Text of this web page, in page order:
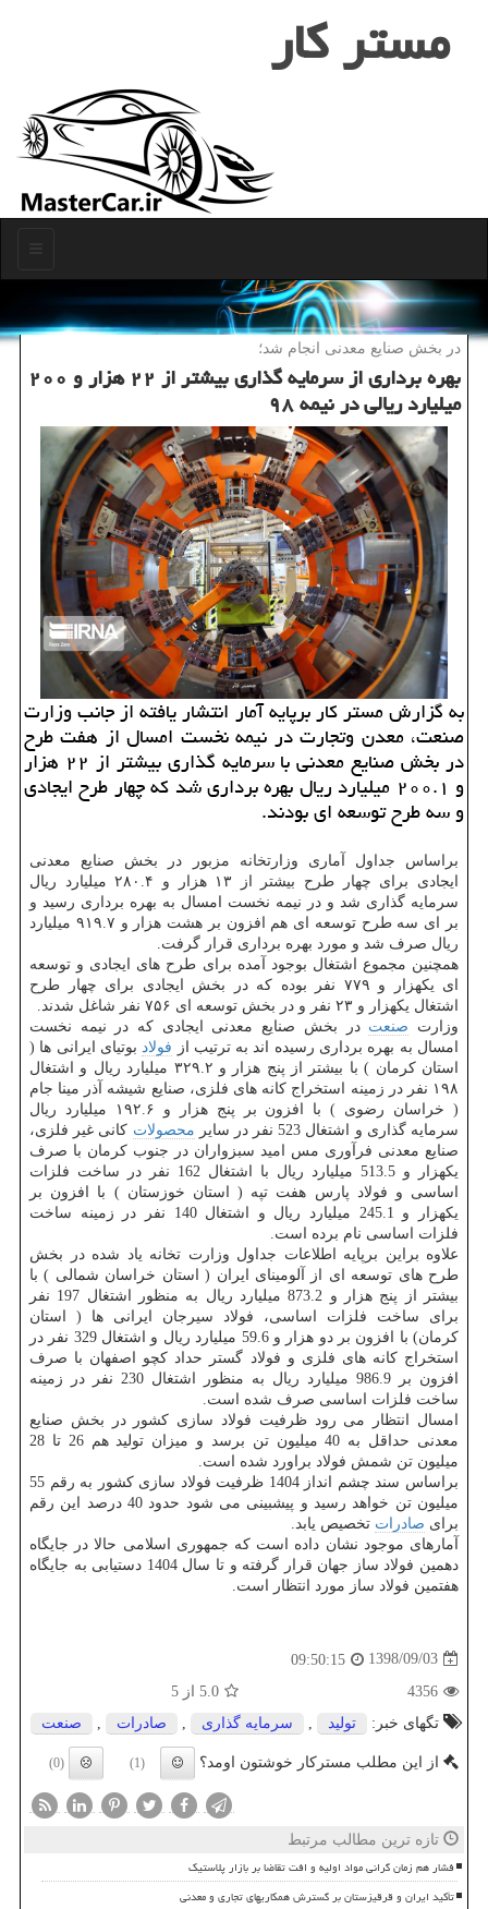
مستر كار
در بخش صنایع معدنی انجام شد؛
بهره برداری از سرمایه گذاری بیشتر از ۲۲ هزار و ۲۰۰
میلیارد ریالی در نیمه ۹۸
به گزارش مستر كار برپایه آمار انتشار یافته از جانب وزارت
صنعت، معدن وتجارت در نیمه نخست امسال از هفت طرح
در بخش صنایع معدنی با سرمایه گذاری بیشتر از ۲۲ هزار
و ۲۰۰.۱ میلیارد ریال بهره برداری شد كه چهار طرح ایجادی
و سه طرح توسعه ای بودند.
براساس جداول آماری وزارتخانه مزبور در بخش صنایع معدنی
ایجادی برای چهار طرح بیشتر از ۱۳ هزار و ۲۸۰.۴ میلیارد ریال
سرمایه گذاری شد و در نیمه نخست امسال به بهره برداری رسید و
بر ای سه طرح توسعه ای هم افزون بر هشت هزار و ۹۱۹.۷ میلیارد
ریال صرف شد و مورد بهره برداری قرار گرفت.
همچنین مجموع اشتغال بوجود آمده برای طرح های ایجادی و توسعه
ای یكهزار و ۷۷۹ نفر بوده كه در بخش ایجادی برای چهار طرح
اشتغال یكهزار و ۲۳ نفر و در بخش توسعه ای ۷۵۶ نفر شاغل شدند.
وزارت صنعت در بخش صنایع معدنی ایجادی كه در نیمه نخست
امسال به بهره برداری رسیده اند به ترتیب از فولاد بوتیای ایرانی ها (
استان كرمان ) با بیشتر از پنج هزار و ۳۲۹.۲ میلیارد ریال و اشتغال
۱۹۸ نفر در زمینه استخراج كانه های فلزی، صنایع شیشه آذر مینا جام
( خراسان رضوی ) با افزون بر پنج هزار و ۱۹۲.۶ میلیارد ریال
سرمایه گذاری و اشتغال 523 نفر در سایر
محصولات كانی غیر فلزی،
صنایع معدنی فرآوری مس امید سبزواران در جنوب كرمان با صرف
یكهزار و 513.5 میلیارد ریال با اشتغال 162 نفر در ساخت فلزات
اساسی و فولاد پارس هفت تپه ( استان خوزستان ) با افزون بر
یكهزار و 245.1 میلیارد ریال و اشتغال 140 نفر در زمینه ساخت
فلزات اساسی نام برده است.
علاوه براین برپایه اطلاعات جداول وزارت تخانه یاد شده در بخش
طرح های توسعه ای از آلومینای ایران ( استان خراسان شمالی ) با
بیشتر از پنج هزار و 873.2 میلیارد ریال به منظور اشتغال 197 نفر
برای ساخت فلزات اساسی، فولاد سیرجان ایرانی ها ( استان
كرمان) با افزون بر دو هزار و 59.6 میلیارد ریال و اشتغال 329 نفر در
استخراج كانه های فلزی و فولاد گستر حداد كچو اصفهان با صرف
افزون بر 986.9 میلیارد ریال به منظور اشتغال 230 نفر در زمینه
ساخت فلزات اساسی صرف شده است.
امسال انتظار می رود ظرفیت فولاد سازی كشور در بخش صنایع
معدنی حداقل به 40 میلیون تن برسد و میزان تولید هم 26 تا 28
میلیون تن شمش فولاد براورد شده است.
براساس سند چشم انداز 1404 ظرفیت فولاد سازی كشور به رقم 55
میلیون تن خواهد رسید و پیشبینی می شود حدود 40 درصد این رقم
برای صادرات تخصیص یابد.
آمارهای موجود نشان داده است كه جمهوری اسلامی حالا در جایگاه
دهمین فولاد ساز جهان قرار گرفته و تا سال 1404 دستیابی به جایگاه
هفتمین فولاد ساز مورد انتظار است.
1398/09/03
09:50:15
4356
5.0 از 5
تگهای خبر:
تولید سرمایه گذاری صادرات صنعت
از این مطلب مسترکار خوشتون اومد؟ (1)
(0)
تازه ترین مطالب مرتبط
فشار هم زمان گرانی مواد اولیه و افت تقاضا بر بازار پلاستیک
تأکید ایران و قرقیزستان بر گسترش همکاریهای تجاری و معدنی